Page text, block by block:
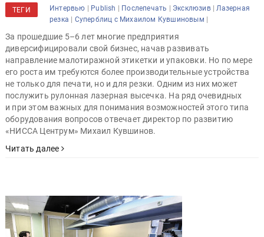
ТЕГИ Интервью | Publish | Послепечать | Эксклюзив|Лазерная
резка | Суперблиц с Михаилом Кувшиновым |
За прошедшие 5–6 лет многие предприятия
диверсифицировали свой бизнес, начав развивать
направление малотиражной этикетки и упаковки. Но по мере
его роста им требуются более производительные устройства
не только для печати, но и для резки. Одним из них может
послужить рулонная лазерная высечка. На ряд очевидных
и при этом важных для понимания возможностей этого типа
оборудования вопросов отвечает директор по развитию
«НИССА Центрум» Михаил Кувшинов.
Читать далее